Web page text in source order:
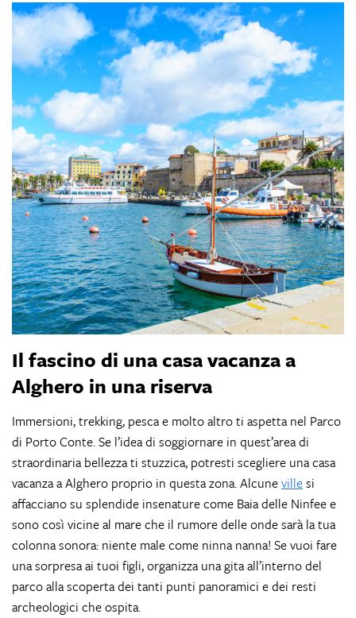
Il fascino di una casa vacanza a
Alghero in una riserva
Immersioni, trekking, pesca e molto altro ti aspetta nel Parco
di Porto Conte. Se l’idea di soggiornare in quest’area di
straordinaria bellezza ti stuzzica, potresti scegliere una casa
vacanza a Alghero proprio in questa zona. Alcunevillesi
affacciano su splendide insenature come Baia delle Ninfee e
sono così vicine al mare che il rumore delle onde sarà la tua
colonna sonora: niente male come ninna nanna! Se vuoi fare
una sorpresa ai tuoi figli, organizza una gita all’interno del
parco alla scoperta dei tanti punti panoramici e dei resti
archeologici che ospita.